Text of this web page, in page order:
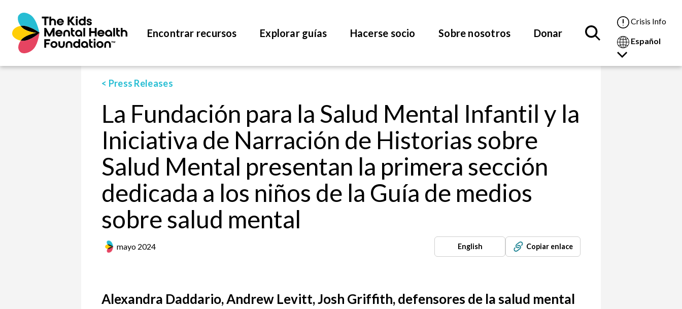
Encontrar recursos Explorar guías Hacerse socio Sobre nosotros Donar
Crisis Info
Español
< Press Releases
La Fundación para la Salud Mental Infantil y la
Iniciativa de Narración de Historias sobre
Salud Mental presentan la primera sección
dedicada a los niños de la Guía de medios
sobre salud mental
mayo 2024 English Copiar enlace
Alexandra Daddario, Andrew Levitt, Josh Griffith, defensores de la salud mental